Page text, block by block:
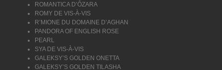
ROMANTICA D’ÔZARA
ROMY DE VIS-À-VIS
R’MIONE DU DOMAINE D’AGHAN
PANDORA OF ENGLISH ROSE
PEARL
SYA DE VIS-À-VIS
GALEKSY’S GOLDEN ONETTA
GALEKSY’S GOLDEN TILASHA